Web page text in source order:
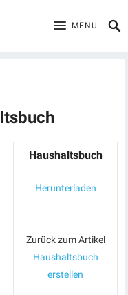
MENU
Haushaltsbuch
Herunterladen
Zurück zum Artikel
Haushaltsbuch
erstellen